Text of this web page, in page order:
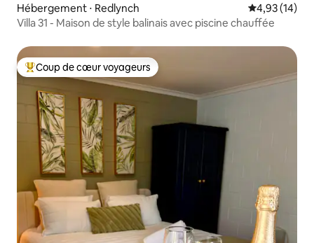
Hébergement ⋅ Redlynch Évaluation
4,93 (14)
Villa 31 - Maison de style balinais avec piscine chauffée
Coups de cœur voyageurs les plus appréciés
Coup de cœur voyageurs